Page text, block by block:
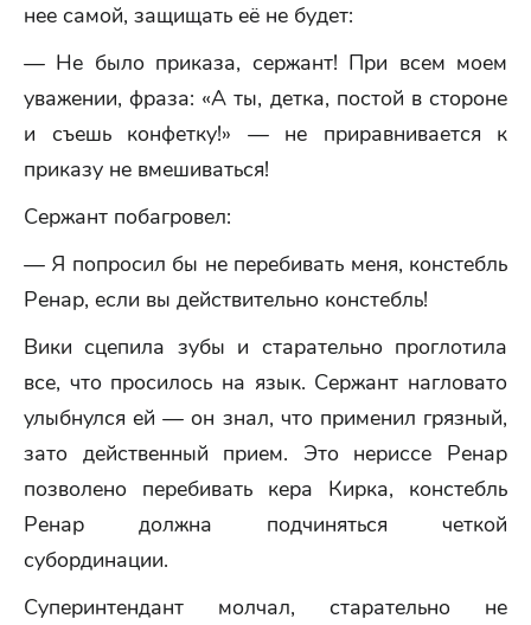
нее самой, защищать её не будет:
— Не было приказа, сержант! При всем моем
уважении, фраза: «А ты, детка, постой в стороне
и съешь конфетку!» — не приравнивается к
приказу не вмешиваться!
Сержант побагровел:
— Я попросил бы не перебивать меня, констебль
Ренар, если вы действительно констебль!
Вики сцепила зубы и старательно проглотила
все, что просилось на язык. Сержант нагловато
улыбнулся ей — он знал, что применил грязный,
зато действенный прием. Это нериссе Ренар
позволено перебивать кера Кирка, констебль
Ренар должна подчиняться четкой
субординации.
Суперинтендант молчал, старательно не